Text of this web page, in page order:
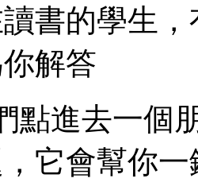
書的學生
解答
點進去一個
它會幫你